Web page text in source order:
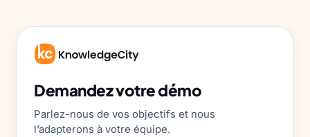
Demandez votre démo
Parlez-nous de vos objectifs et nous
l’adapterons à votre équipe.